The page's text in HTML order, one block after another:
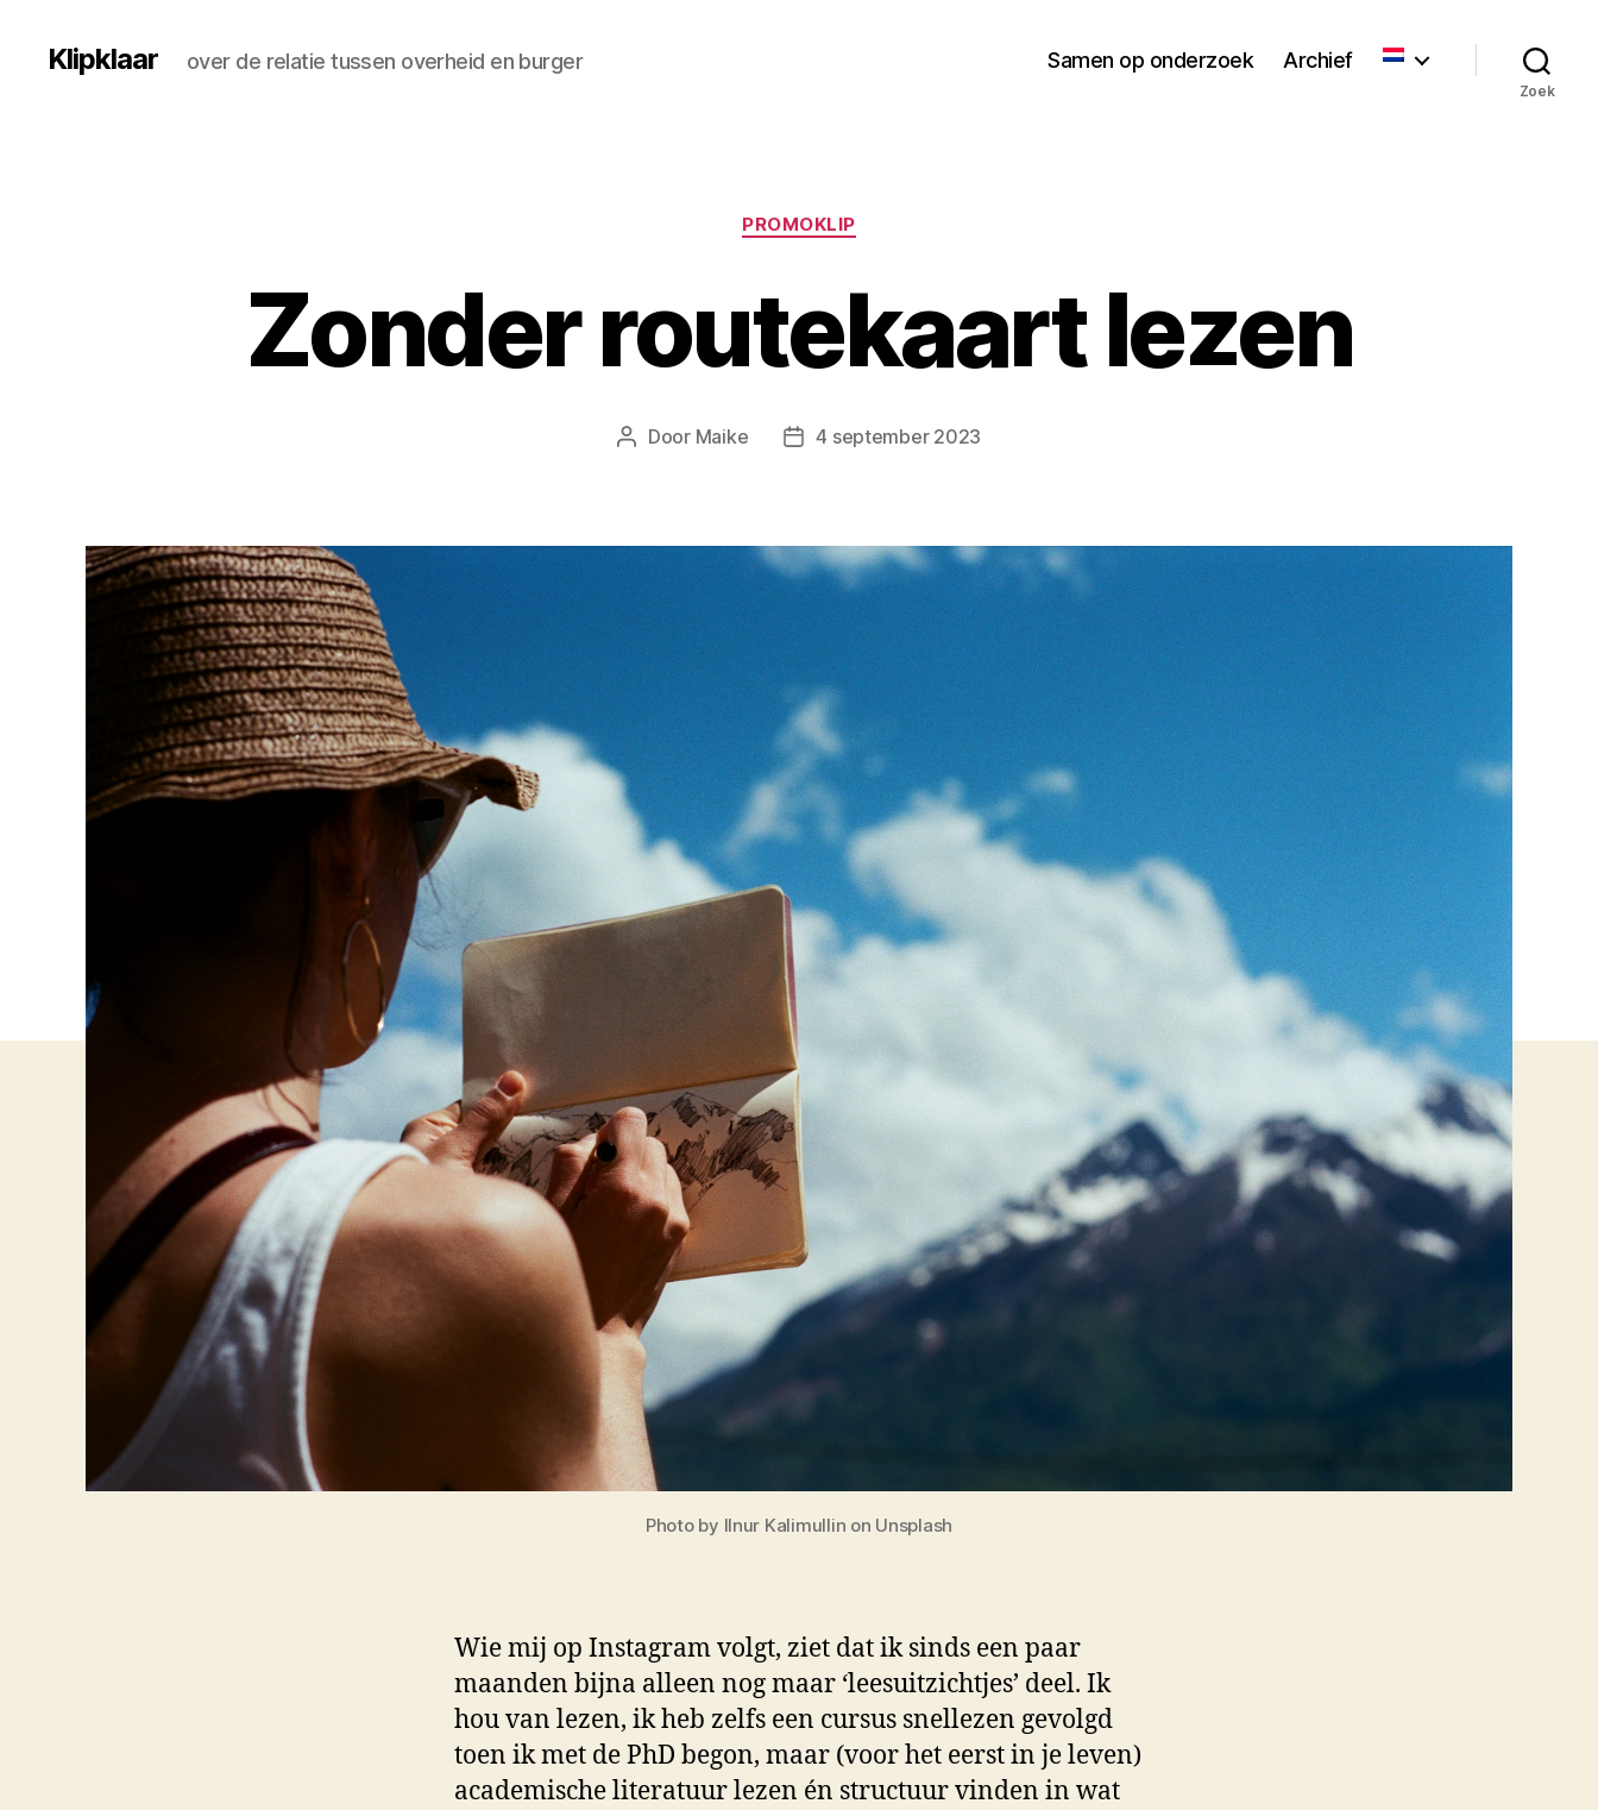
Klipklaar over de relatie tussen overheid en burger Samen op onderzoek Archief
Zoek
Categorieën
PROMOKLIP
Zonder routekaart lezen
Berichtauteur
Door Maike Berichtdatum
4 september 2023
Photo by Ilnur Kalimullin on Unsplash
Wie mij op Instagram volgt, ziet dat ik sinds een paar
maanden bijna alleen nog maar ‘leesuitzichtjes’ deel. Ik
hou van lezen, ik heb zelfs een cursus snellezen gevolgd
toen ik met de PhD begon, maar (voor het eerst in je leven)
academische literatuur lezen én structuur vinden in wat